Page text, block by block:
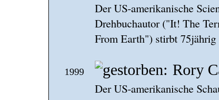
Der US-amerikanische
Drehbuchautor ("It! The
From Earth") stirbt
1999 Rory
Der US-amerikanische